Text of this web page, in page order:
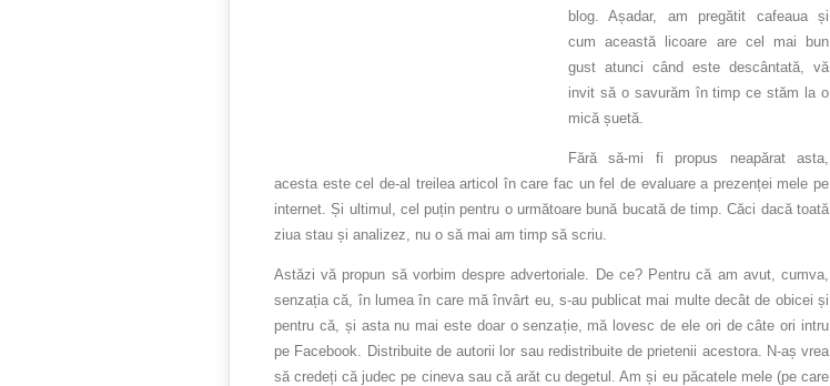
blog. Așadar, am pregătit cafeaua și
cum această licoare are cel mai bun
gust atunci când este descântată, vă
invit să o savurăm în timp ce stăm la o
mică șuetă.
Fără să-mi fi propus neapărat asta,
acesta este cel de-al treilea articol în care fac un fel de evaluare a prezenței mele pe
internet. Și ultimul, cel puțin pentru o următoare bună bucată de timp. Căci dacă toată
ziua stau și analizez, nu o să mai am timp să scriu.
Astăzi vă propun să vorbim despre advertoriale. De ce? Pentru că am avut, cumva,
senzația că, în lumea în care mă învârt eu, s-au publicat mai multe decât de obicei și
pentru că, și asta nu mai este doar o senzație, mă lovesc de ele ori de câte ori intru
pe Facebook. Distribuite de autorii lor sau redistribuite de prietenii acestora. N-aș vrea
să credeți că judec pe cineva sau că arăt cu degetul. Am și eu păcatele mele (pe care